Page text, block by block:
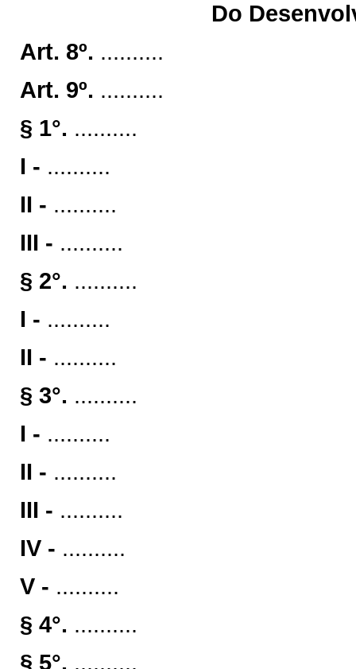
Do
Art. 8º. ..........
Art. 9º. ..........
§ 1°. ..........
I - ..........
II - ..........
III - ..........
§ 2°. ..........
I - ..........
II - ..........
§ 3°. ..........
I - ..........
II - ..........
III - ..........
IV - ..........
V - ..........
§ 4°. ..........
§ 5°. ..........